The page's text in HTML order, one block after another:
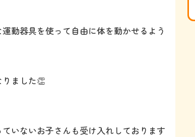
動器具を使って自由に体を動かせるよう
ました👏
いないお子さんも受け入れしております